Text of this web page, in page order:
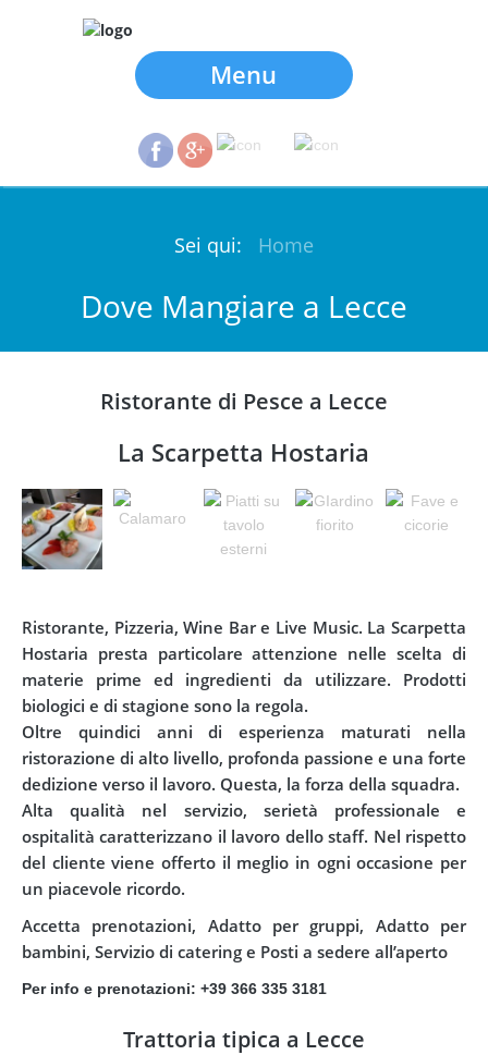
Menu
Sei qui: Home
Dove Mangiare a Lecce
Ristorante di Pesce a Lecce
La Scarpetta Hostaria
Ristorante, Pizzeria, Wine Bar e Live Music. La Scarpetta
Hostaria presta particolare attenzione nelle scelta di
materie prime ed ingredienti da utilizzare. Prodotti
biologici e di stagione sono la regola.
Oltre quindici anni di esperienza maturati nella
ristorazione di alto livello, profonda passione e una forte
dedizione verso il lavoro. Questa, la forza della squadra.
Alta qualità nel servizio, serietà professionale e
ospitalità caratterizzano il lavoro dello staff. Nel rispetto
del cliente viene offerto il meglio in ogni occasione per
un piacevole ricordo.
Accetta prenotazioni, Adatto per gruppi, Adatto per
bambini, Servizio di catering e Posti a sedere all’aperto
Per info e prenotazioni: +39 366 335 3181
Trattoria tipica a Lecce